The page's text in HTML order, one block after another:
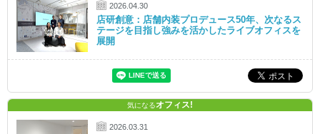
2026.04.30
店研創意：店舗内装プロデュース50年、次なるス
テージを目指し強みを活かしたライブオフィスを
展開
気になるオフィス!
2026.03.31